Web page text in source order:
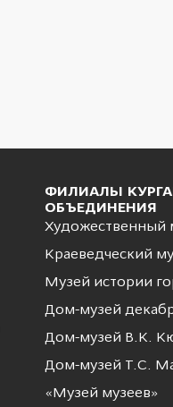
ФИЛИАЛЫ
ОБЪЕДИНЕНИЯ
Художественный
Краеведческий
Музей истории
Дом-музей
Дом-музей В.К.
Дом-музей Т.С.
«Музей музеев»